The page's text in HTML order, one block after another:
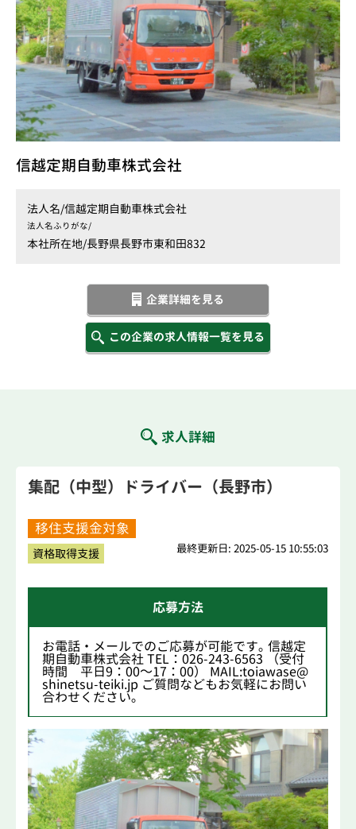
信越定期自動車株式会社
法人名/信越定期自動車株式会社
法人名ふりがな/
本社所在地/長野県長野市東和田832
企業詳細を見る
この企業の求人情報一覧を見る
求人詳細
集配（中型）ドライバー（長野市）
移住支援金対象
資格取得支援 最終更新日: 2025-05-15 10:55:03
応募方法
お電話・メールでのご応募が可能です｡ 信越定
期自動車株式会社 TEL：026-243-6563 （受付
時間 平日9：00～17：00） MAIL:toiawase@
shinetsu-teiki.jp ご質問などもお気軽にお問い
合わせください｡